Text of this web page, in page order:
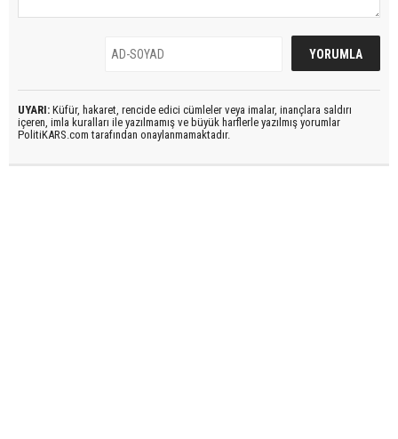
UYARI: Küfür, hakaret, rencide edici cümleler veya imalar, inançlara saldırı
içeren, imla kuralları ile yazılmamış ve büyük harflerle yazılmış yorumlar
PolitiKARS.com tarafından onaylanmamaktadır.